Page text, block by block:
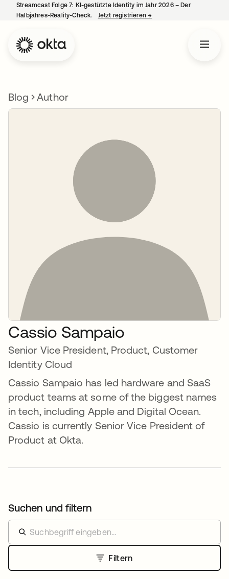
Streamcast Folge 7: KI-gestützte Identity im Jahr 2026 – Der
Halbjahres-Reality-Check.
Jetzt registrieren→
Blog Author
Cassio Sampaio
Senior Vice President, Product, Customer
Identity Cloud
Cassio Sampaio has led hardware and SaaS
product teams at some of the biggest names
in tech, including Apple and Digital Ocean.
Cassio is currently Senior Vice President of
Product at Okta.
Suchen und filtern
Filtern